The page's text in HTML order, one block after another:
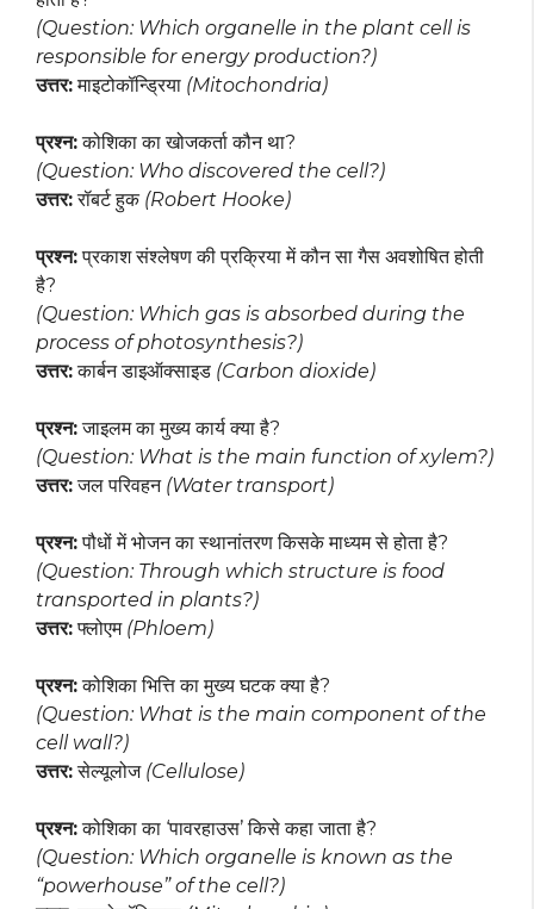
(Question: Which organelle in the plant cell is
responsible for energy production?)
उत्तर:माइटोकॉन्ड्रिया (Mitochondria)
प्रश्न:कोशिका का खोजकर्ता कौन था?
(Question: Who discovered the cell?)
उत्तर:रॉबर्ट हुक (Robert Hooke)
प्रश्न:प्रकाश संश्लेषण की प्रक्रिया में कौन सा गैस अवशोषित होती
है?
(Question: Which gas is absorbed during the
process of photosynthesis?)
उत्तर:कार्बन डाइऑक्साइड (Carbon dioxide)
प्रश्न:जाइलम का मुख्य कार्य क्या है?
(Question: What is the main function of xylem?)
उत्तर:जल परिवहन (Water transport)
प्रश्न:पौधों में भोजन का स्थानांतरण किसके माध्यम से होता है?
(Question: Through which structure is food
transported in plants?)
उत्तर:फ्लोएम (Phloem)
प्रश्न:कोशिका भित्ति का मुख्य घटक क्या है?
(Question: What is the main component of the
cell wall?)
उत्तर:सेल्यूलोज (Cellulose)
प्रश्न:कोशिका का ‘पावरहाउस’ किसे कहा जाता है?
(Question: Which organelle is known as the
“powerhouse” of the cell?)